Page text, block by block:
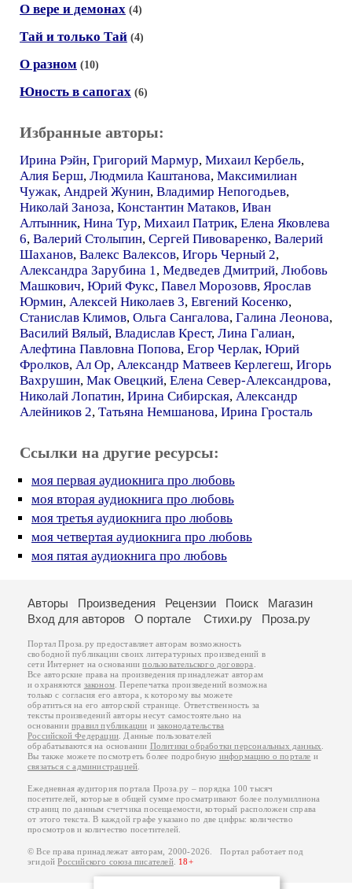
О вере и демонах (4)
Тай и только Тай (4)
О разном (10)
Юность в сапогах (6)
Избранные авторы:
Ирина Рэйн, Григорий Мармур, Михаил Кербель,
Алия Берш, Людмила Каштанова, Максимилиан
Чужак, Андрей Жунин, Владимир Непогодьев,
Николай Заноза, Константин Матаков, Иван
Алтынник, Нина Тур, Михаил Патрик, Елена Яковлева
6, Валерий Столыпин, Сергей Пивоваренко, Валерий
Шаханов, Валекс Валексов, Игорь Черный 2,
Александра Зарубина 1, Медведев Дмитрий, Любовь
Машкович, Юрий Фукс, Павел Морозовв, Ярослав
Юрмин, Алексей Николаев 3, Евгений Косенко,
Станислав Климов, Ольга Сангалова, Галина Леонова,
Василий Вялый, Владислав Крест, Лина Галиан,
Алефтина Павловна Попова, Егор Черлак, Юрий
Фролков, Ал Ор, Александр Матвеев Керлегеш, Игорь
Вахрушин, Мак Овецкий, Елена Север-Александрова,
Николай Лопатин, Ирина Сибирская, Александр
Алейников 2, Татьяна Немшанова, Ирина Гросталь
Ссылки на другие ресурсы:
моя первая аудиокнига про любовь
моя вторая аудиокнига про любовь
моя третья аудиокнига про любовь
моя четвертая аудиокнига про любовь
моя пятая аудиокнига про любовь
Авторы Произведения Рецензии Поиск
Магазин
Вход для авторов
О портале Стихи.ру Проза.ру
Портал Проза.ру предоставляет авторам возможность
свободной публикации своих литературных произведений в
сети Интернет на основаниипользовательского договора
Все авторские права на произведения принадлежат авторам
и охраняются законом . Перепечатка произведений возможна
только с согласия его автора, к которому вы можете
обратиться на его авторской странице. Ответственность за
тексты произведений авторы несут самостоятельно на
основанииправил публикации изаконодательства
Российской Федерации . Данные пользователей
обрабатываются на основании Политики обработки персональных данных
Вы также можете посмотреть более подробную информацию о портале и
связаться с администрацией
Ежедневная аудитория портала Проза.ру – порядка 100 тысяч
посетителей, которые в общей сумме просматривают более полумиллиона
страниц по данным счетчика посещаемости, который расположен справа
от этого текста. В каждой графе указано по две цифры: количество
просмотров и количество посетителей.
© Все права принадлежат авторам, 2000-2026. Портал работает под
эгидойРоссийского союза писателей. 18+